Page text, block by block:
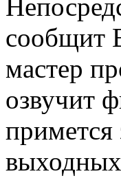
сообщит
мастер
озвучит
примется